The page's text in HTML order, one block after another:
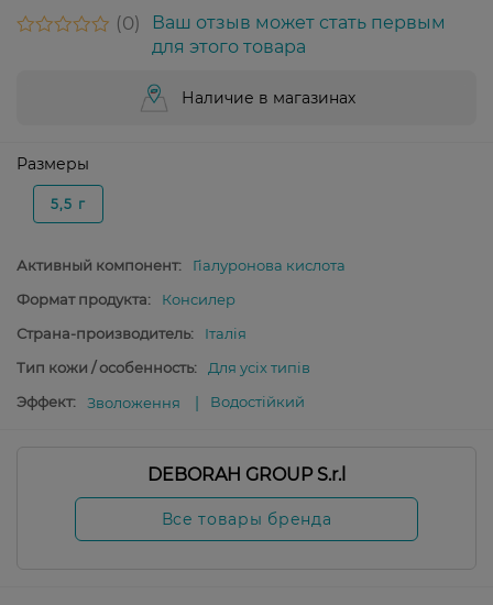
0
Ваш отзыв может стать первым
для этого товара
Наличие в магазинах
Размеры
5,5 г
Активный компонент:
Гіалуронова кислота
Формат продукта:
Консилер
Страна-производитель:
Італія
Тип кожи / особенность:
Для усіх типів
Эффект:
Зволоження Водостійкий
DEBORAH GROUP S.r.l
Все товары бренда